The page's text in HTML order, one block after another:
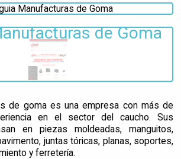
de goma es una empresa con más de
en el sector del caucho. Sus
en piezas moldeadas, manguitos,
juntas tóricas, planas, soportes,
y ferretería.